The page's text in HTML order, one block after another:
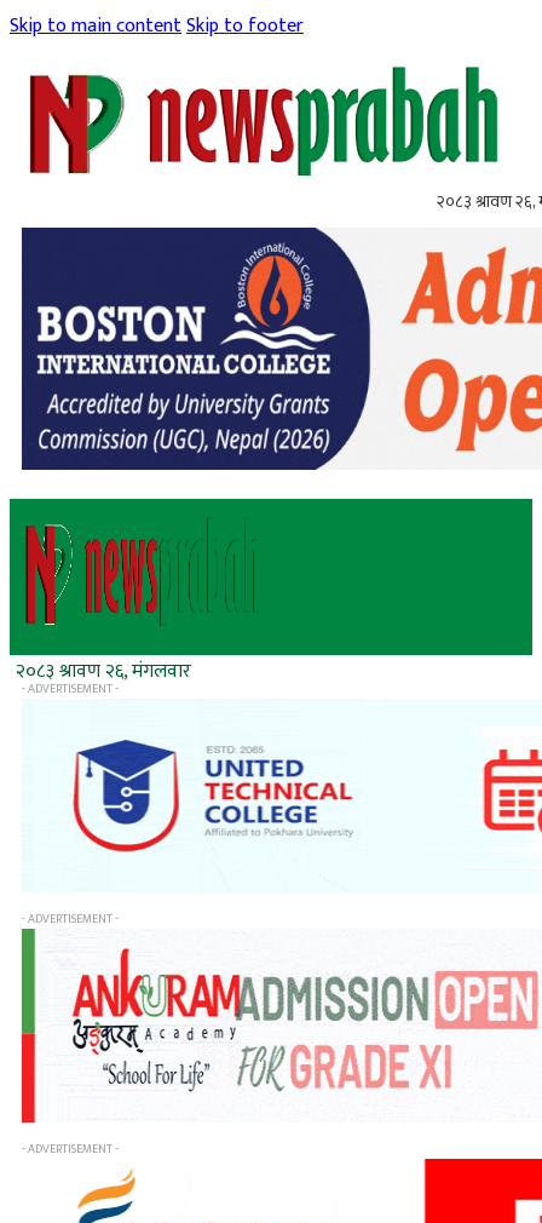
Skip to main contentSkip to footer
२०८३ श्रावण
२०८३ श्रावण २६, मंगलवार
- ADVERTISEMENT -
- ADVERTISEMENT -
- ADVERTISEMENT -